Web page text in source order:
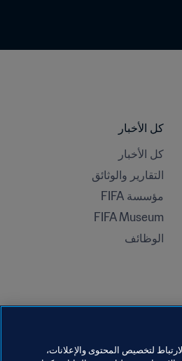
كل الأخبار
كل الأخبار
التقارير والوثائق
مؤسسة FIFA
FIFA Museum
الوظائف
لتخصيص المحتوى والإعلانات،